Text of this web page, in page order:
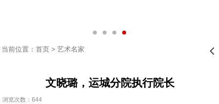
当前位置： 首页> 艺术名家 󰊒
文晓璐，运城分院执行院长
浏览次数：644